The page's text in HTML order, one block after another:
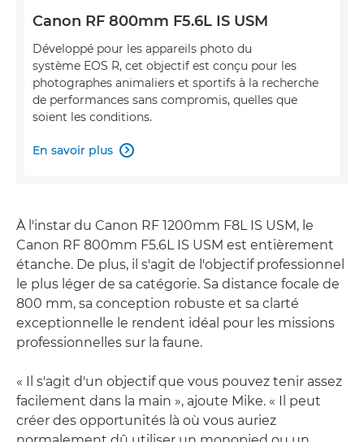
Canon RF 800mm F5.6L IS USM
Développé pour les appareils photo du
système EOS R, cet objectif est conçu pour les
photographes animaliers et sportifs à la recherche
de performances sans compromis, quelles que
soient les conditions.
En savoir plus 
À l'instar du Canon RF 1200mm F8L IS USM, le
Canon RF 800mm F5.6L IS USM est entièrement
étanche. De plus, il s'agit de l'objectif professionnel
le plus léger de sa catégorie. Sa distance focale de
800 mm, sa conception robuste et sa clarté
exceptionnelle le rendent idéal pour les missions
professionnelles sur la faune.
« Il s'agit d'un objectif que vous pouvez tenir assez
facilement dans la main », ajoute Mike. « Il peut
créer des opportunités là où vous auriez